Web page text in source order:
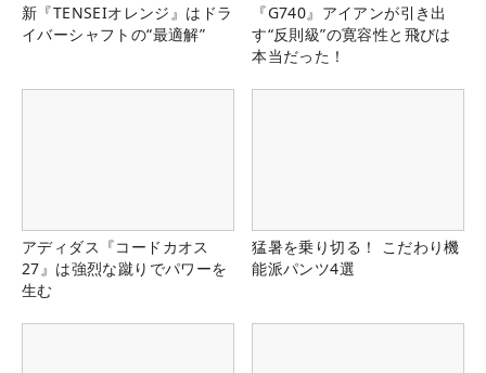
新『TENSEIオレンジ』はドラ
イバーシャフトの“最適解”
『G740』アイアンが引き出
す“反則級”の寛容性と飛びは
本当だった！
アディダス『コードカオス
27』は強烈な蹴りでパワーを
生む
猛暑を乗り切る！ こだわり機
能派パンツ4選